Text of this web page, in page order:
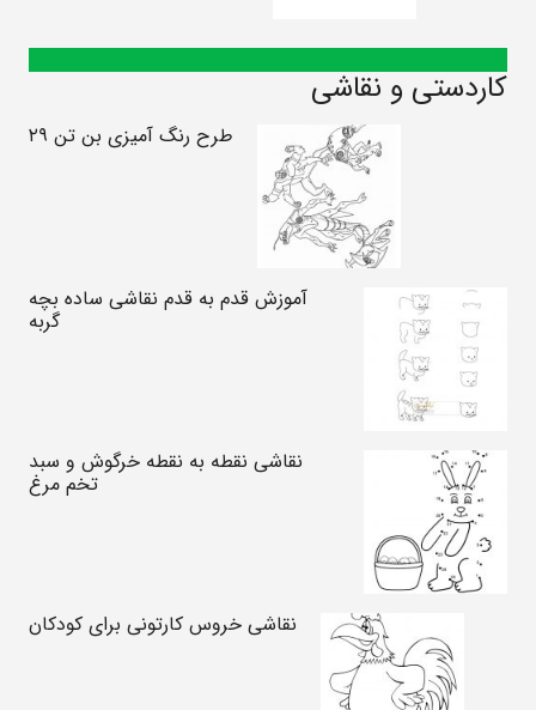
کاردستی و نقاشی
طرح رنگ آمیزی بن تن ۲۹
آموزش قدم به قدم نقاشی ساده بچه
گربه
نقاشی نقطه به نقطه خرگوش و سبد
تخم مرغ
نقاشی خروس کارتونی برای کودکان